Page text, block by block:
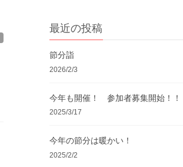
最近の投稿
節分詣
2026/2/3
今年も開催！ 参加者募集開始！！
2025/3/17
今年の節分は暖かい！
2025/2/2